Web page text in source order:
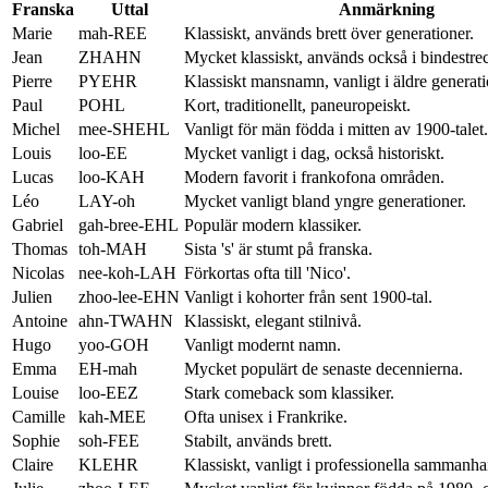
Franska Uttal
Anmärkning
Marie
mah-REE
Klassiskt, används brett över generationer.
Jean
ZHAHN
Mycket klassiskt, används också i
Pierre
PYEHR
Klassiskt mansnamn, vanligt i äldre
Paul
POHL
Kort, traditionellt, paneuropeiskt.
Michel
mee-SHEHL
Vanligt för män födda i mitten av 1900-talet.
Louis
loo-EE
Mycket vanligt i dag, också historiskt.
Lucas
loo-KAH
Modern favorit i frankofona områden.
Léo
LAY-oh
Mycket vanligt bland yngre generationer.
Gabriel
gah-bree-EHL Populär modern klassiker.
Thomas toh-MAH
Sista 's' är stumt på franska.
Nicolas
nee-koh-LAH Förkortas ofta till 'Nico'.
Julien
zhoo-lee-EHN Vanligt i kohorter från sent 1900-tal.
Antoine ahn-TWAHN
Klassiskt, elegant stilnivå.
Hugo
yoo-GOH
Vanligt modernt namn.
Emma
EH-mah
Mycket populärt de senaste decennierna.
Louise
loo-EEZ
Stark comeback som klassiker.
Camille
kah-MEE
Ofta unisex i Frankrike.
Sophie
soh-FEE
Stabilt, används brett.
Claire
KLEHR
Klassiskt, vanligt i professionella